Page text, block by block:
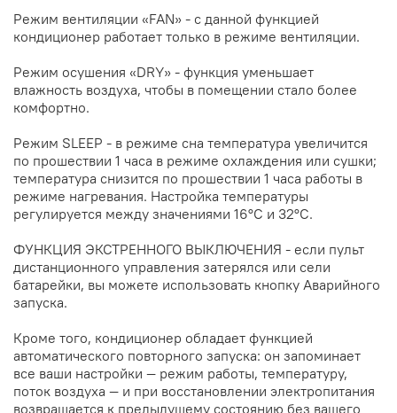
Режим вентиляции «FAN» - с данной функцией
кондиционер работает только в режиме вентиляции.
Режим осушения «DRY» - функция уменьшает
влажность воздуха, чтобы в помещении стало более
комфортно.
Режим SLEEP - в режиме сна температура увеличится
по прошествии 1 часа в режиме охлаждения или сушки;
температура снизится по прошествии 1 часа работы в
режиме нагревания. Настройка температуры
регулируется между значениями 16°С и 32°С.
ФУНКЦИЯ ЭКСТРЕННОГО ВЫКЛЮЧЕНИЯ - если пульт
дистанционного управления затерялся или сели
батарейки, вы можете использовать кнопку Аварийного
запуска.
Кроме того, кондиционер обладает функцией
автоматического повторного запуска: он запоминает
все ваши настройки — режим работы, температуру,
поток воздуха — и при восстановлении электропитания
возвращается к предыдущему состоянию без вашего